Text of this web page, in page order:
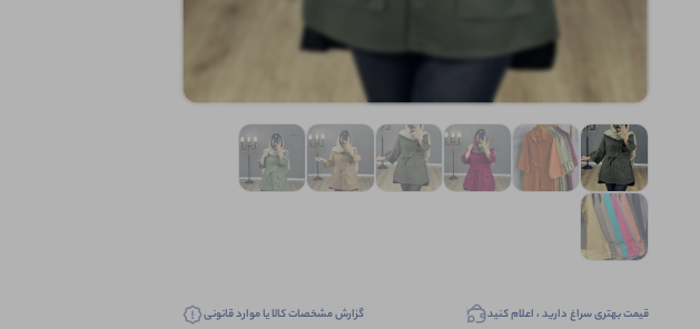
قیمت بهتری سراغ دارید ، اعلام کنید گزارش مشخصات کالا یا موارد قانونی